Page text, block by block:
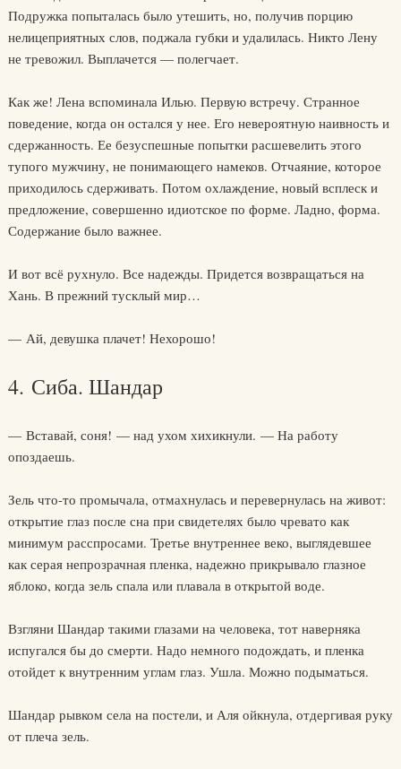
Подружка попыталась было утешить, но, получив порцию
нелицеприятных слов, поджала губки и удалилась. Никто Лену
не тревожил. Выплачется — полегчает.
Как же! Лена вспоминала Илью. Первую встречу. Странное
поведение, когда он остался у нее. Его невероятную наивность и
сдержанность. Ее безуспешные попытки расшевелить этого
тупого мужчину, не понимающего намеков. Отчаяние, которое
приходилось сдерживать. Потом охлаждение, новый всплеск и
предложение, совершенно идиотское по форме. Ладно, форма.
Содержание было важнее.
И вот всё рухнуло. Все надежды. Придется возвращаться на
Хань. В прежний тусклый мир…
— Ай, девушка плачет! Нехорошо!
4. Сиба. Шандар
— Вставай, соня! — над ухом хихикнули. — На работу
опоздаешь.
Зель что-то промычала, отмахнулась и перевернулась на живот:
открытие глаз после сна при свидетелях было чревато как
минимум расспросами. Третье внутреннее веко, выглядевшее
как серая непрозрачная пленка, надежно прикрывало глазное
яблоко, когда зель спала или плавала в открытой воде.
Взгляни Шандар такими глазами на человека, тот наверняка
испугался бы до смерти. Надо немного подождать, и пленка
отойдет к внутренним углам глаз. Ушла. Можно подыматься.
Шандар рывком села на постели, и Аля ойкнула, отдергивая руку
от плеча зель.